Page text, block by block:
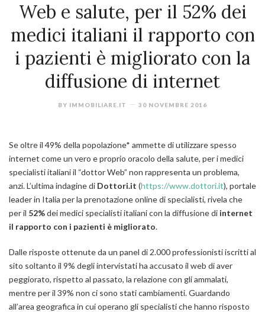
Web e salute, per il 52% dei
medici italiani il rapporto con
i pazienti è migliorato con la
diffusione di internet
BY IMMOBILIARE.IT 30 NOVEMBRE 2016
Se oltre il 49% della popolazione* ammette di utilizzare spesso
internet come un vero e proprio oracolo della salute, per i medici
specialisti italiani il “dottor Web” non rappresenta un problema,
anzi. L’ultima indagine di Dottori.it (https://www.dottori.it), portale
leader in Italia per la prenotazione online di specialisti, rivela che
per il 52%dei medici specialisti italiani con la diffusione di internet
il rapporto con i pazienti è migliorato.
Dalle risposte ottenute da un panel di 2.000 professionisti iscritti al
sito soltanto il 9% degli intervistati ha accusato il web di aver
peggiorato, rispetto al passato, la relazione con gli ammalati,
mentre per il 39% non ci sono stati cambiamenti. Guardando
all’area geografica in cui operano gli specialisti che hanno risposto